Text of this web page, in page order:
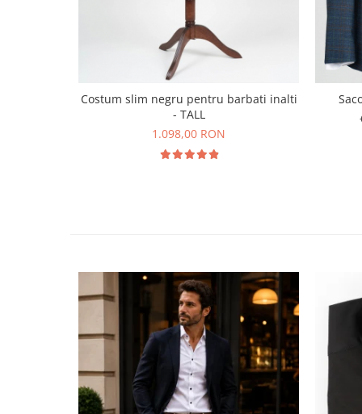
Costum slim negru pentru barbati inalti
- TALL
1.098,00 RON